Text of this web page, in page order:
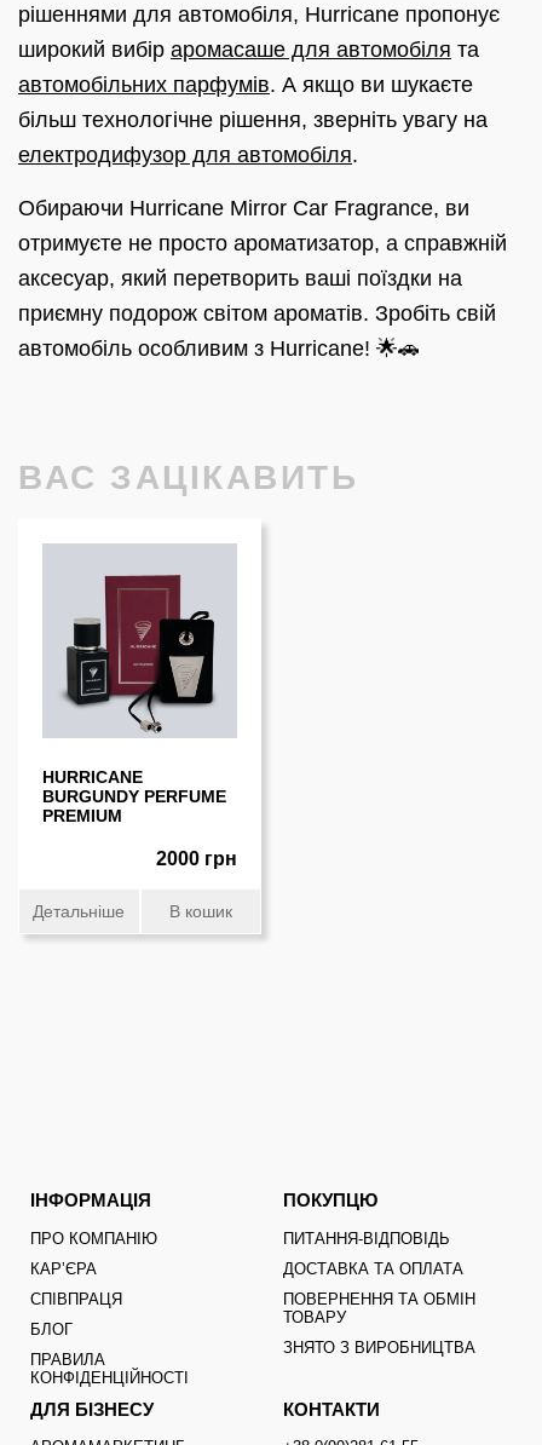
рішеннями для автомобіля, Hurricane пропонує
широкий вибір аромасаше для автомобіля та
автомобільних парфумів. А якщо ви шукаєте
більш технологічне рішення, зверніть увагу на
електродифузор для автомобіля.
Обираючи Hurricane Mirror Car Fragrance, ви
отримуєте не просто ароматизатор, а справжній
аксесуар, який перетворить ваші поїздки на
приємну подорож світом ароматів. Зробіть свій
автомобіль особливим з Hurricane! 🌟🚗
ВАС ЗАЦІКАВИТЬ
HURRICANE
BURGUNDY PERFUME
PREMIUM
2000 грн
Детальніше В кошик
ІНФОРМАЦІЯ
ПРО КОМПАНІЮ
КАРʼЄРА
СПІВПРАЦЯ
БЛОГ
ПРАВИЛА
КОНФІДЕНЦІЙНОСТІ
ПОКУПЦЮ
ПИТАННЯ-ВІДПОВІДЬ
ДОСТАВКА ТА ОПЛАТА
ПОВЕРНЕННЯ ТА ОБМІН
ТОВАРУ
ЗНЯТО З ВИРОБНИЦТВА
ДЛЯ БІЗНЕСУ КОНТАКТИ